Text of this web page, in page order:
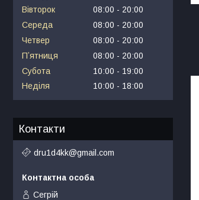
Вівторок
08:00
20:00
Середа
08:00
20:00
Четвер
08:00
20:00
Пʼятниця
08:00
20:00
Субота
10:00
19:00
Неділя
10:00 18:00
Контакти
dru1d4kk@gmail.com
Сегрій